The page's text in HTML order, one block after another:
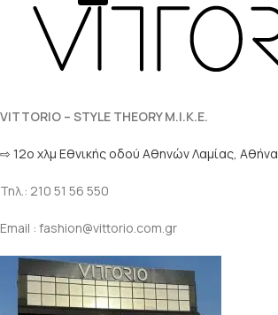
VITTORIO – STYLE THEORY M.I.K.E.
⇨ 12ο χλμ Eθνικής οδού Αθηνών Λαμίας, Αθήνα
Τηλ.: 210 51 56 550
Email : fashion@vittorio.com.gr